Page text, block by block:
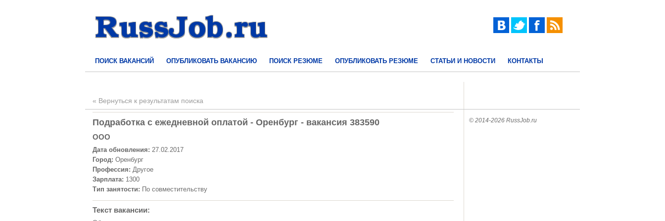
ПОИСК ВАКАНСИЙ ОПУБЛИКОВАТЬ ВАКАНСИЮ ПОИСК РЕЗЮМЕ ОПУБЛИКОВАТЬ РЕЗЮМЕ СТАТЬИ И НОВОСТИ КОНТАКТЫ
« Вернуться к результатам поиска
Подработка с ежедневной оплатой - Оренбург - вакансия 383590
ООО
Дата обновления: 27.02.2017
Город: Оренбург
Профессия: Другое
Зарплата: 1300
Тип занятости: По совместительству
Текст вакансии:
© 2014-2026 RussJob.ru